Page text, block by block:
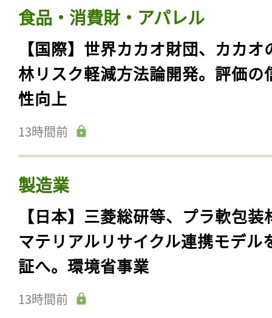
食品・消費財・アパレル
【国際】世界カカオ財団、カカオ
林リスク軽減方法論開発。評価の
性向上
13時間前
製造業
【日本】三菱総研等、プラ軟包装
マテリアルリサイクル連携モデル
証へ。環境省事業
13時間前